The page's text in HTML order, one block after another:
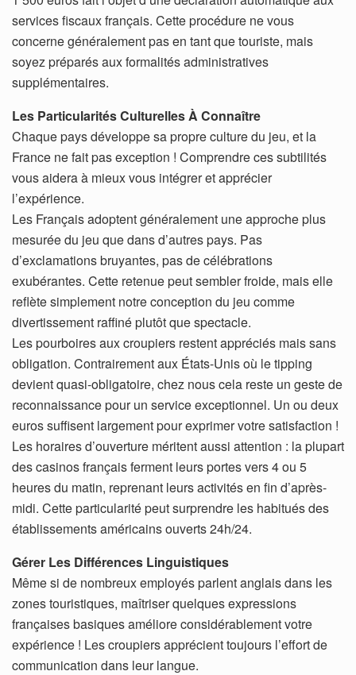
services fiscaux français. Cette procédure ne vous
concerne généralement pas en tant que touriste, mais
soyez préparés aux formalités administratives
supplémentaires.
Les Particularités Culturelles À Connaître
Chaque pays développe sa propre culture du jeu, et la
France ne fait pas exception ! Comprendre ces subtilités
vous aidera à mieux vous intégrer et apprécier
l’expérience.
Les Français adoptent généralement une approche plus
mesurée du jeu que dans d’autres pays. Pas
d’exclamations bruyantes, pas de célébrations
exubérantes. Cette retenue peut sembler froide, mais elle
reflète simplement notre conception du jeu comme
divertissement raffiné plutôt que spectacle.
Les pourboires aux croupiers restent appréciés mais sans
obligation. Contrairement aux États-Unis où le tipping
devient quasi-obligatoire, chez nous cela reste un geste de
reconnaissance pour un service exceptionnel. Un ou deux
euros suffisent largement pour exprimer votre satisfaction !
Les horaires d’ouverture méritent aussi attention : la plupart
des casinos français ferment leurs portes vers 4 ou 5
heures du matin, reprenant leurs activités en fin d’après-
midi. Cette particularité peut surprendre les habitués des
établissements américains ouverts 24h/24.
Gérer Les Différences Linguistiques
Même si de nombreux employés parlent anglais dans les
zones touristiques, maîtriser quelques expressions
françaises basiques améliore considérablement votre
expérience ! Les croupiers apprécient toujours l’effort de
communication dans leur langue.